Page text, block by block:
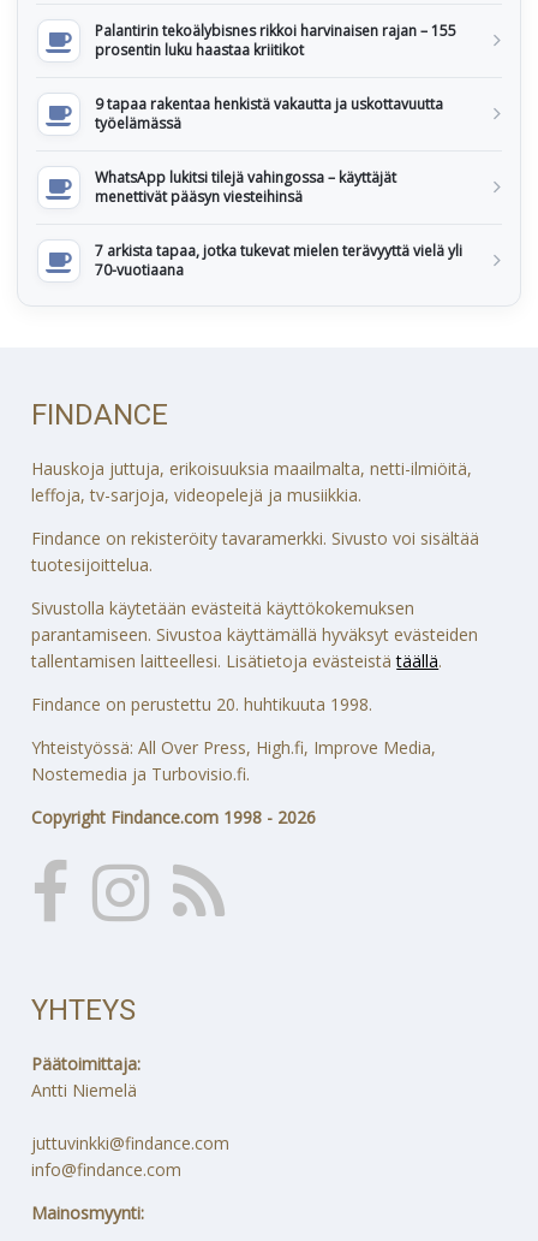
Palantirin tekoälybisnes rikkoi harvinaisen rajan – 155
prosentin luku haastaa kriitikot
9 tapaa rakentaa henkistä vakautta ja uskottavuutta
työelämässä
WhatsApp lukitsi tilejä vahingossa – käyttäjät
menettivät pääsyn viesteihinsä
7 arkista tapaa, jotka tukevat mielen terävyyttä vielä yli
70-vuotiaana
FINDANCE
Hauskoja juttuja, erikoisuuksia maailmalta, netti-ilmiöitä,
leffoja, tv-sarjoja, videopelejä ja musiikkia.
Findance on rekisteröity tavaramerkki. Sivusto voi sisältää
tuotesijoittelua.
Sivustolla käytetään evästeitä käyttökokemuksen
parantamiseen. Sivustoa käyttämällä hyväksyt evästeiden
tallentamisen laitteellesi. Lisätietoja evästeistätäällä.
Findance on perustettu 20. huhtikuuta 1998.
Yhteistyössä: All Over Press, High.fi, Improve Media,
Nostemedia ja Turbovisio.fi.
Copyright Findance.com 1998 - 2026
YHTEYS
Päätoimittaja:
Antti Niemelä
juttuvinkki@findance.com
info@findance.com
Mainosmyynti: